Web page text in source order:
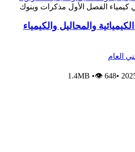
كيمياء الفصل الأول مذكرات وبنوك
والمحاليل والكيمياء
العام
•
1.4MB •👁 648